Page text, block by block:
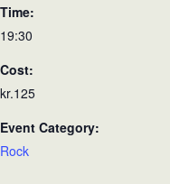
Time:
19:30
Cost:
kr.125
Event Category:
Rock